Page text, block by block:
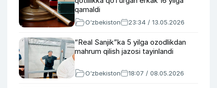
qamaldi
O‘zbekiston 23:34 / 13.05.2026
“Real Sanjik”ka 5 yilga ozodlikdan
mahrum qilish jazosi tayinlandi
O‘zbekiston 18:07 / 08.05.2026